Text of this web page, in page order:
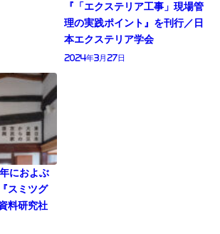
『「エクステリア工事」現場管
理の実践ポイント』を刊行／日
本エクステリア学会
2024年3月27日
におよぶ
スミツグ
料研究社